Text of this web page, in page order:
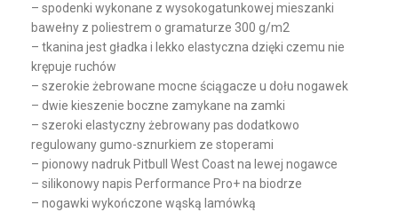
– spodenki wykonane z wysokogatunkowej mieszanki
bawełny z poliestrem o gramaturze 300 g/m2
– tkanina jest gładka i lekko elastyczna dzięki czemu nie
krępuje ruchów
– szerokie żebrowane mocne ściągacze u dołu nogawek
– dwie kieszenie boczne zamykane na zamki
– szeroki elastyczny żebrowany pas dodatkowo
regulowany gumo-sznurkiem ze stoperami
– pionowy nadruk Pitbull West Coast na lewej nogawce
– silikonowy napis Performance Pro+ na biodrze
– nogawki wykończone wąską lamówką